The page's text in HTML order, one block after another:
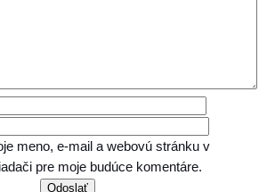
meno, e-mail a webovú stránku v
pre moje budúce komentáre.